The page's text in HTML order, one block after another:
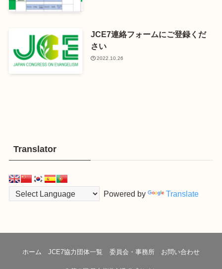
JCE7連絡フォームにご登録くだ
さい
2022.10.26
Translator
Powered by Translate
ホーム JCE7協力団体一覧 委員会・事務所 お問い合わせ